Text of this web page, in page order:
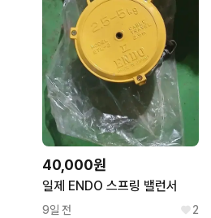
40,000원
일제 ENDO 스프링 밸런서
9일 전 2